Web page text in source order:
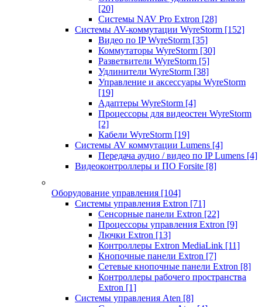
[20]
Системы NAV Pro Extron [28]
Системы AV-коммутации WyreStorm [152]
Видео по IP WyreStorm [35]
Коммутаторы WyreStorm [30]
Разветвители WyreStorm [5]
Удлинители WyreStorm [38]
Управление и аксессуары WyreStorm
[19]
Адаптеры WyreStorm [4]
Процессоры для видеостен WyreStorm
[2]
Кабели WyreStorm [19]
Системы AV коммутации Lumens [4]
Передача аудио / видео по IP Lumens [4]
Видеоконтроллеры и ПО Forsite [8]
Оборудование управления [104]
Системы управления Extron [71]
Сенсорные панели Extron [22]
Процессоры управления Extron [9]
Лючки Extron [13]
Контроллеры Extron MediaLink [11]
Кнопочные панели Extron [7]
Сетевые кнопочные панели Extron [8]
Контроллеры рабочего пространства
Extron [1]
Системы управления Aten [8]